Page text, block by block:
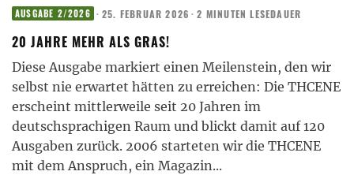
AUSGABE 2/2026 · 25. FEBRUAR 2026 · 2 MINUTEN LESEDAUER
20 JAHRE MEHR ALS GRAS!
Diese Ausgabe markiert einen Meilenstein, den wir
selbst nie erwartet hätten zu erreichen: Die THCENE
erscheint mittlerweile seit 20 Jahren im
deutschsprachigen Raum und blickt damit auf 120
Ausgaben zurück. 2006 starteten wir die THCENE
mit dem Anspruch, ein Magazin...